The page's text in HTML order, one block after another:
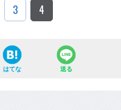
3 4
はてな 送る